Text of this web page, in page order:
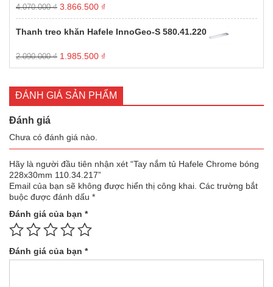
4.070.000₫ Giá
gốc
là:
3.866.500 ₫
hiện
tại
Thanh treo khăn Hafele InnoGeo-S 580.41.220
2.090.000₫ Giá
gốc
2.090.000 ₫.
1.985.500 ₫
hiện
là:
1.985.500 ₫.
ĐÁNH GIÁ SẢN PHẨM
Đánh giá
Chưa có đánh giá nào.
Hãy là người đầu tiên nhận xét “Tay nắm tủ Hafele Chrome bóng
228x30mm 110.34.217”
Email của bạn sẽ không được hiển thị công khai. Các trường bắt
buộc được đánh dấu *
Đánh giá của bạn *
Đánh giá của bạn *